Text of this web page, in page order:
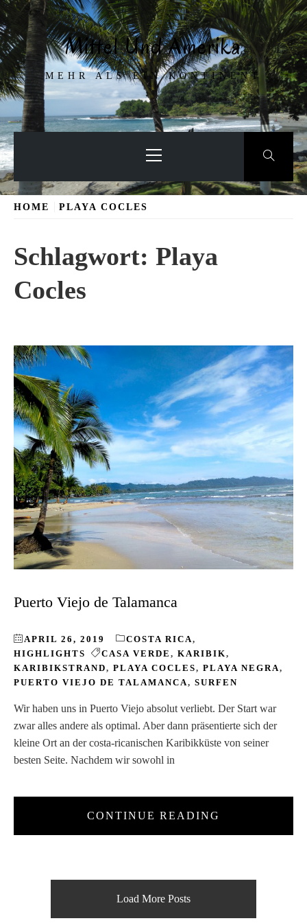
Skip
to
content
Mittel Und Amerika
MEHR ALS EIN KONTINENT
Menu
HOME PLAYA COCLES
Schlagwort: Playa
Cocles
Puerto Viejo de Talamanca
APRIL 26, 2019 COSTA RICA,
HIGHLIGHTS
CASA VERDE , KARIBIK,
KARIBIKSTRAND, PLAYA COCLES, PLAYA NEGRA,
PUERTO VIEJO DE TALAMANCA, SURFEN
Wir haben uns in Puerto Viejo absolut verliebt. Der Start war
zwar alles andere als optimal. Aber dann präsentierte sich der
kleine Ort an der costa-ricanischen Karibikküste von seiner
besten Seite. Nachdem wir sowohl in
CONTINUE READING
Load More Posts